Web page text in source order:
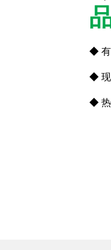
◆ 有
◆ 现
◆ 热